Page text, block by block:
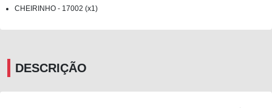
CHEIRINHO - 17002 (x1)
DESCRIÇÃO